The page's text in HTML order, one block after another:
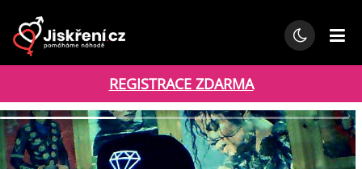
REGISTRACE ZDARMA